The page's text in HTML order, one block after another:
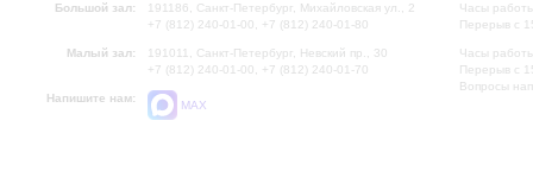
Большой зал:
191186, Санкт-Петербург, Михайловская ул., 2
+7 (812) 240-01-00, +7 (812) 240-01-80
Малый зал:
191011, Санкт-Петербург, Невский пр., 30
+7 (812) 240-01-00, +7 (812) 240-01-70
Напишите нам:
MAX
Часы
Перерыв с
Часы
Перерыв с
Вопросы